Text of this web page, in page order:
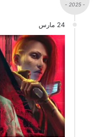
- 2025 -
24 مارس